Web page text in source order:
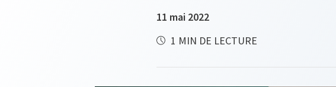
11 mai 2022
1 MIN DE LECTURE